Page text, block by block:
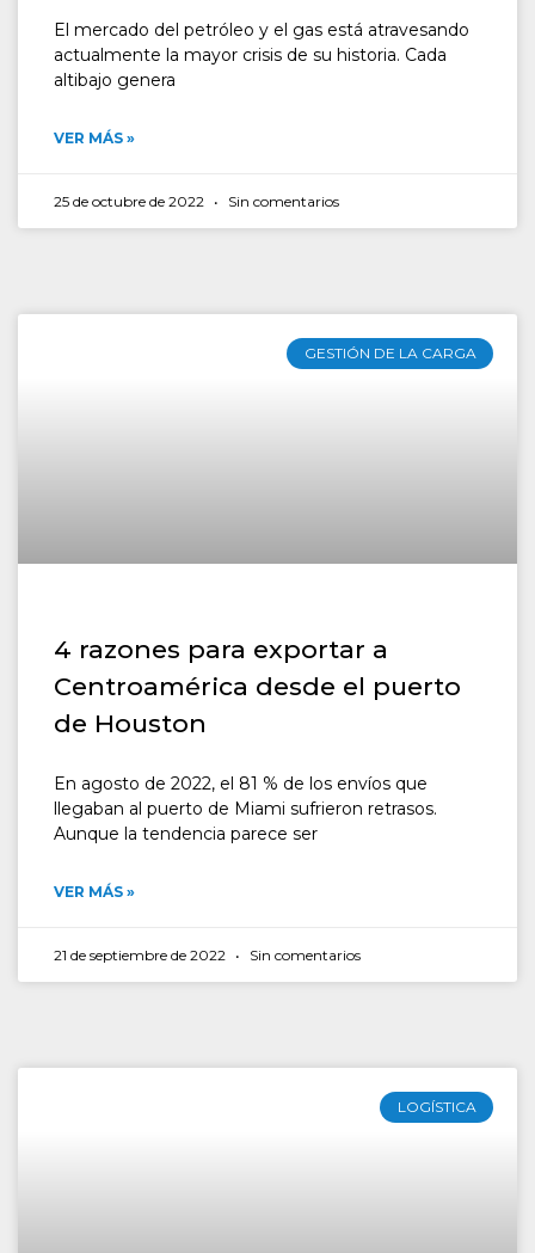
El mercado del petróleo y el gas está atravesando
actualmente la mayor crisis de su historia. Cada
altibajo genera
VER MÁS »
25 de octubre de 2022 Sin comentarios
GESTIÓN DE LA CARGA
4 razones para exportar a
Centroamérica desde el puerto
de Houston
En agosto de 2022, el 81 % de los envíos que
llegaban al puerto de Miami sufrieron retrasos.
Aunque la tendencia parece ser
VER MÁS »
21 de septiembre de 2022 Sin comentarios
LOGÍSTICA